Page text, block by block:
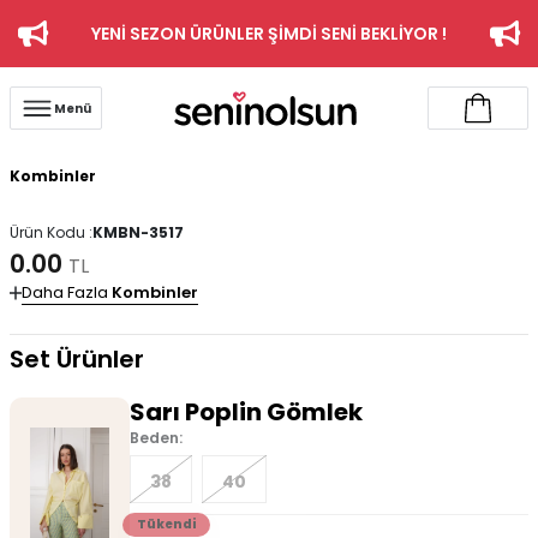
YENİ SEZON ÜRÜNLER ŞİMDİ SENİ BEKLİYOR !
Menü
Kombinler
Ürün Kodu :KMBN-3517
0.00 TL
Daha Fazla Kombinler
Set Ürünler
Sarı Poplin Gömlek
Beden:
38 40
Tükendi